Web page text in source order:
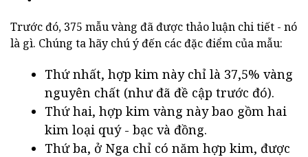
Trước đó, 375 mẫu vàng đã được thảo luận chi tiết - nó
là gì. Chúng ta hãy chú ý đến các đặc điểm của mẫu:
Thứ nhất, hợp kim này chỉ là 37,5% vàng
nguyên chất (như đã đề cập trước đó).
Thứ hai, hợp kim vàng này bao gồm hai
kim loại quý - bạc và đồng.
Thứ ba, ở Nga chỉ có năm hợp kim, được